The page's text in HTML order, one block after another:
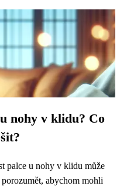
nohy v klidu? Co
palce u nohy v klidu může
abychom mohli